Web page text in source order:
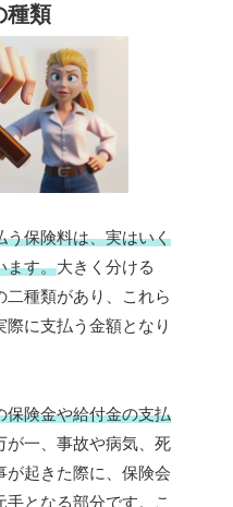
種類
う保険料は、実はいく
ます。大きく分ける
二種類があり、これら
際に支払う金額となり
保険金や給付金の支払
が一、事故や病気、死
が起きた際に、保険会
となる部分です。こ